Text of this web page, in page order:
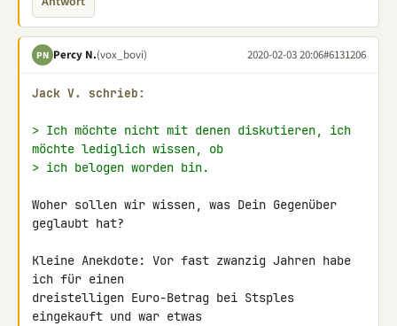
PN Percy N.(vox_bovi) 2020-02-03 20:06#6131206
Jack V. schrieb:
> Ich möchte nicht mit denen diskutieren, ich
möchte lediglich wissen, ob
> ich belogen worden bin.
Woher sollen wir wissen, was Dein Gegenüber
geglaubt hat?
Kleine Anekdote: Vor fast zwanzig Jahren habe
ich für einen
dreistelligen Euro-Betrag bei Stsples
eingekauft und war etwas